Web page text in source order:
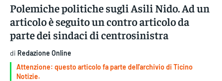
Polemiche politiche sugli Asili Nido. Ad un
articolo è seguito un contro articolo da
parte dei sindaci di centrosinistra
di Redazione Online
Attenzione: questo articolo fa parte dell'archivio di Ticino
Notizie.